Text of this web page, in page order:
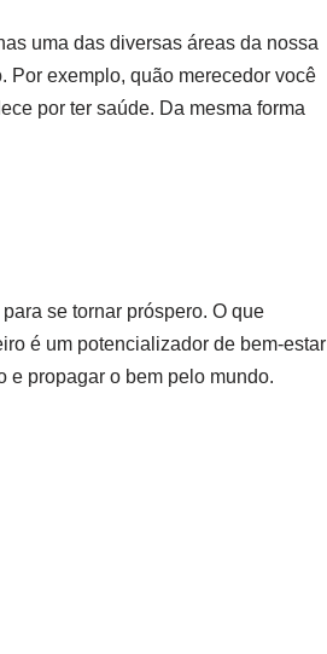
uma das diversas áreas da nossa
Por exemplo, quão merecedor você
por ter saúde. Da mesma forma
se tornar próspero. O que
é um potencializador de bem-estar
e propagar o bem pelo mundo.